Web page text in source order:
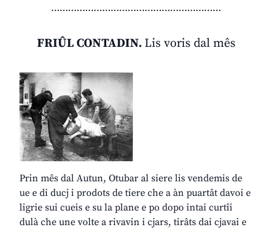
……………………………………………………
FRIÛL CONTADIN. Lis voris dal mês
Prin mês dal Autun, Otubar al siere lis vendemis de
ue e di ducj i prodots de tiere che a àn puartât davoi e
ligrie sui cueis e su la plane e po dopo intai curtîi
dulà che une volte a rivavin i cjars, tirâts dai cjavai e